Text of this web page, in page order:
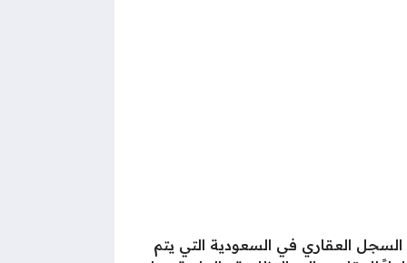
السجل العقاري في السعودية التي يتم